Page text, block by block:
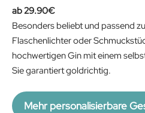
29.90€
Besonders beliebt und passend
Flaschenlichter oder
hochwertigen Gin mit einem
Sie garantiert goldrichtig.
Mehr personalisierbare